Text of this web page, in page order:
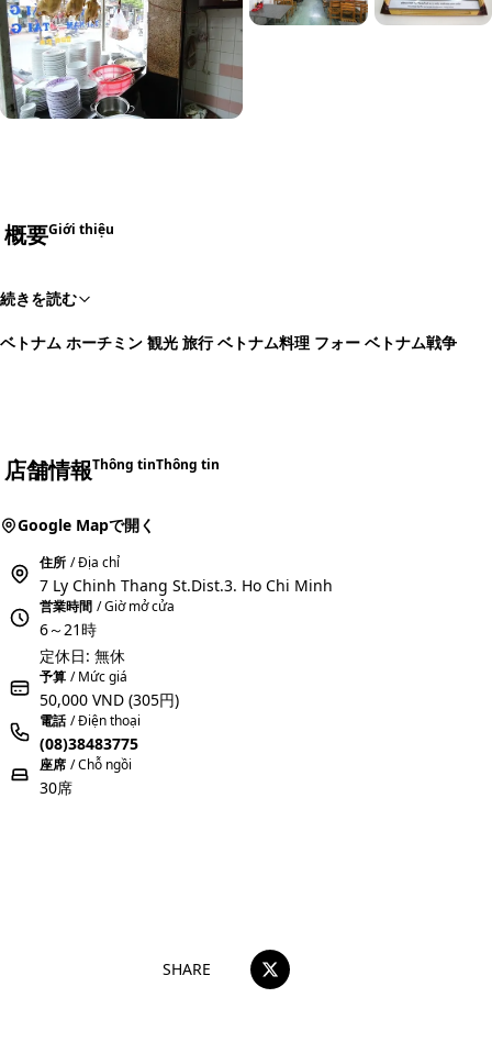
概要Giới thiệu
続きを読む
ベトナム ホーチミン 観光 旅行 ベトナム料理 フォー ベトナム戦争
店舗情報Thông tinThông tin
Google Mapで開く
住所 / Địa chỉ
7 Ly Chinh Thang St.Dist.3. Ho Chi Minh
営業時間 / Giờ mở cửa
6～21時
定休日: 無休
予算 / Mức giá
50,000 VND (305円)
電話 / Điện thoại
(08)38483775
座席 / Chỗ ngồi
30席
SHARE